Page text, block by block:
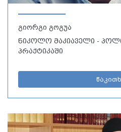
გიორგი გოგუა
ნიკოლო მაკიაველი -
პრაქტიკაში